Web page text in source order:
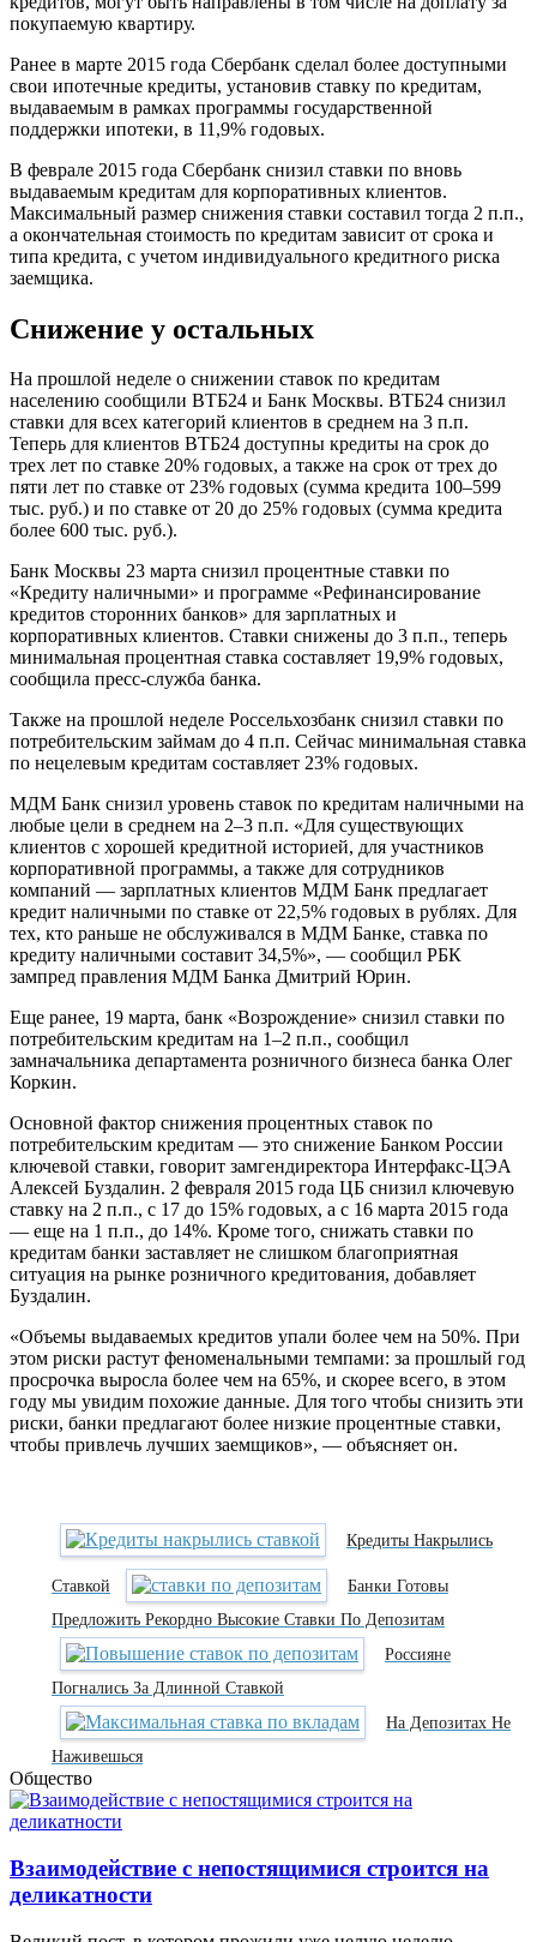
покупаемую квартиру.
Ранее в марте 2015 года Сбербанк сделал более доступными
свои ипотечные кредиты, установив ставку по кредитам,
выдаваемым в рамках программы государственной
поддержки ипотеки, в 11,9% годовых.
В феврале 2015 года Сбербанк снизил ставки по вновь
выдаваемым кредитам для корпоративных клиентов.
Максимальный размер снижения ставки составил тогда 2 п.п.,
а окончательная стоимость по кредитам зависит от срока и
типа кредита, с учетом индивидуального кредитного риска
заемщика.
Снижение у остальных
На прошлой неделе о снижении ставок по кредитам
населению сообщили ВТБ24 и Банк Москвы. ВТБ24 снизил
ставки для всех категорий клиентов в среднем на 3 п.п.
Теперь для клиентов ВТБ24 доступны кредиты на срок до
трех лет по ставке 20% годовых, а также на срок от трех до
пяти лет по ставке от 23% годовых (сумма кредита 100–599
тыс. руб.) и по ставке от 20 до 25% годовых (сумма кредита
более 600 тыс. руб.).
Банк Москвы 23 марта снизил процентные ставки по
«Кредиту наличными» и программе «Рефинансирование
кредитов сторонних банков» для зарплатных и
корпоративных клиентов. Ставки снижены до 3 п.п., теперь
минимальная процентная ставка составляет 19,9% годовых,
сообщила пресс-служба банка.
Также на прошлой неделе Россельхозбанк снизил ставки по
потребительским займам до 4 п.п. Сейчас минимальная ставка
по нецелевым кредитам составляет 23% годовых.
МДМ Банк снизил уровень ставок по кредитам наличными на
любые цели в среднем на 2–3 п.п. «Для существующих
клиентов с хорошей кредитной историей, для участников
корпоративной программы, а также для сотрудников
компаний — зарплатных клиентов МДМ Банк предлагает
кредит наличными по ставке от 22,5% годовых в руб­лях. Для
тех, кто раньше не обслуживался в МДМ Банке, ставка по
кредиту наличными составит 34,5%», — сообщил РБК
зампред правления МДМ Банка Дмитрий Юрин.
Еще ранее, 19 марта, банк «Возрождение» снизил ставки по
потребительским кредитам на 1–2 п.п., сообщил
замначальника департамента розничного бизнеса банка Олег
Коркин.
Основной фактор снижения процентных ставок по
потребительским кредитам — это снижение Банком России
ключевой ставки, говорит замгендиректора Интерфакс-ЦЭА
Алексей Буздалин. 2 февраля 2015 года ЦБ снизил ключевую
ставку на 2 п.п., с 17 до 15% годовых, а с 16 марта 2015 года
— еще на 1 п.п., до 14%. Кроме того, снижать ставки по
кредитам банки заставляет не слишком благоприятная
ситуация на рынке розничного кредитования, добавляет
Буздалин.
«Объемы выдаваемых кредитов упали более чем на 50%. При
этом риски растут феноменальными темпами: за прошлый год
просрочка выросла более чем на 65%, и скорее всего, в этом
году мы увидим похожие данные. Для того чтобы снизить эти
риски, банки предлагают более низкие процентные ставки,
чтобы привлечь лучших заемщиков», — объяс­няет он.
Кредиты Накрылись
Ставкой
Банки Готовы
Предложить Рекордно Высокие Ставки По Депозитам
Россияне
Погнались За Длинной Ставкой
На Депозитах Не
Наживешься
Общество
Взаимодействие с непостящимися строится на
деликатности